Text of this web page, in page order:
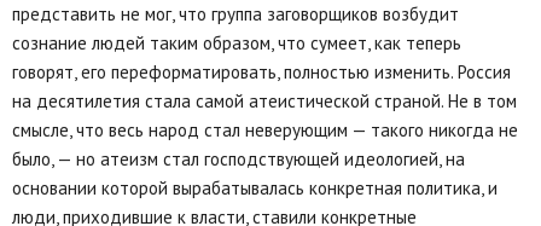
представить не мог, что группа заговорщиков возбудит
сознание людей таким образом, что сумеет, как теперь
говорят, его переформатировать, полностью изменить. Россия
на десятилетия стала самой атеистической страной. Не в том
смысле, что весь народ стал неверующим — такого никогда не
было, — но атеизм стал господствующей идеологией, на
основании которой вырабатывалась конкретная политика, и
люди, приходившие к власти, ставили конкретные